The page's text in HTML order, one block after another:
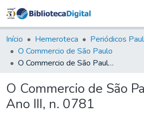
&
Coleções
Tudo na
Biblioteca
Estatísticas
Início Hemeroteca
Periódicos
O Commercio de São Paulo
O Commercio de São Paulo, 1895, Ano III, n. 0781
O Commercio de São
Ano III, n. 0781